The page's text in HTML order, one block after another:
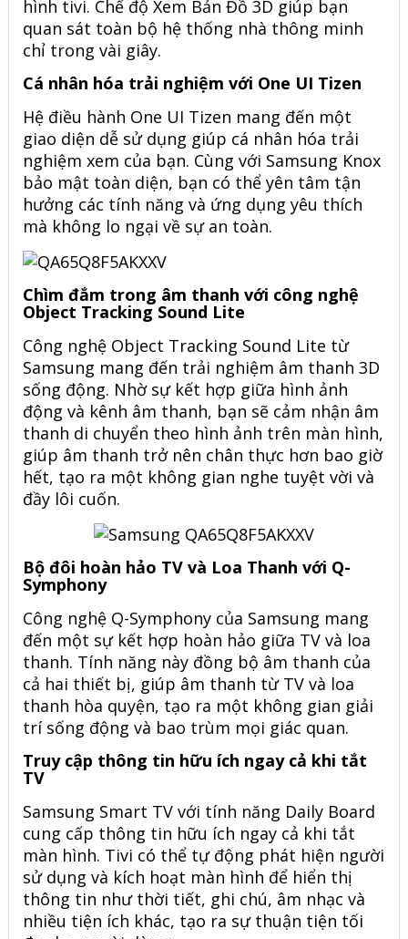
hình tivi. Chế độ Xem Bản Đồ 3D giúp bạn
quan sát toàn bộ hệ thống nhà thông minh
chỉ trong vài giây.
Cá nhân hóa trải nghiệm với One UI Tizen
Hệ điều hành One UI Tizen mang đến một
giao diện dễ sử dụng giúp cá nhân hóa trải
nghiệm xem của bạn. Cùng với Samsung Knox
bảo mật toàn diện, bạn có thể yên tâm tận
hưởng các tính năng và ứng dụng yêu thích
mà không lo ngại về sự an toàn.
Chìm đắm trong âm thanh với công nghệ
Object Tracking Sound Lite
Công nghệ Object Tracking Sound Lite từ
Samsung mang đến trải nghiệm âm thanh 3D
sống động. Nhờ sự kết hợp giữa hình ảnh
động và kênh âm thanh, bạn sẽ cảm nhận âm
thanh di chuyển theo hình ảnh trên màn hình,
giúp âm thanh trở nên chân thực hơn bao giờ
hết, tạo ra một không gian nghe tuyệt vời và
đầy lôi cuốn.
Bộ đôi hoàn hảo TV và Loa Thanh với Q-
Symphony
Công nghệ Q-Symphony của Samsung mang
đến một sự kết hợp hoàn hảo giữa TV và loa
thanh. Tính năng này đồng bộ âm thanh của
cả hai thiết bị, giúp âm thanh từ TV và loa
thanh hòa quyện, tạo ra một không gian giải
trí sống động và bao trùm mọi giác quan.
Truy cập thông tin hữu ích ngay cả khi tắt
TV
Samsung Smart TV với tính năng Daily Board
cung cấp thông tin hữu ích ngay cả khi tắt
màn hình. Tivi có thể tự động phát hiện người
sử dụng và kích hoạt màn hình để hiển thị
thông tin như thời tiết, ghi chú, âm nhạc và
nhiều tiện ích khác, tạo ra sự thuận tiện tối